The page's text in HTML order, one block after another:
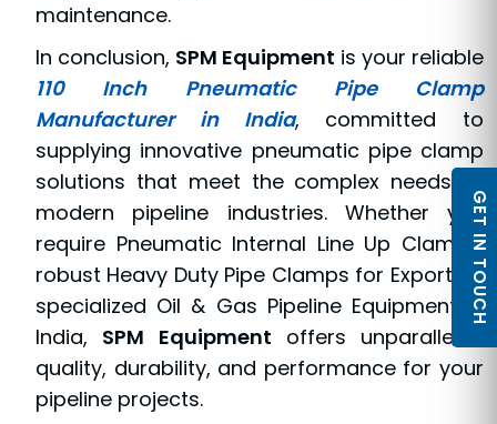
maintenance.
In conclusion, SPM Equipment is your reliable
110 Inch Pneumatic Pipe Clamp
Manufacturer in India, committed to
supplying innovative pneumatic pipe clamp
solutions that meet the complex needs of
modern pipeline industries. Whether you
require Pneumatic Internal Line Up Clamps,
robust Heavy Duty Pipe Clamps for Export, or
specialized Oil & Gas Pipeline Equipment in
India, SPM Equipment offers unparalleled
quality, durability, and performance for your
pipeline projects.
GET IN TOUCH